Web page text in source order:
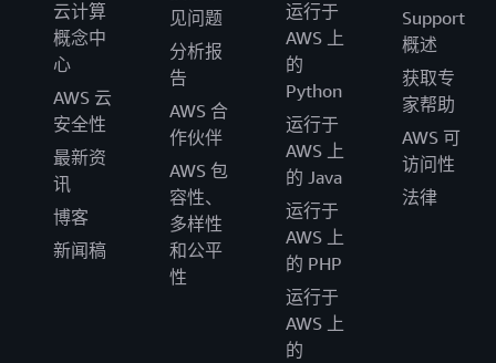
云计算
概念中
心
AWS 云
安全性
最新资
讯
博客
新闻稿
见问题
分析报
告
AWS 合
作伙伴
AWS 包
容性、
多样性
和公平
性
运行于
AWS 上
的
Python
运行于
AWS 上
的 Java
运行于
AWS 上
的 PHP
运行于
AWS 上
的
Support
概述
获取专
家帮助
AWS 可
访问性
法律